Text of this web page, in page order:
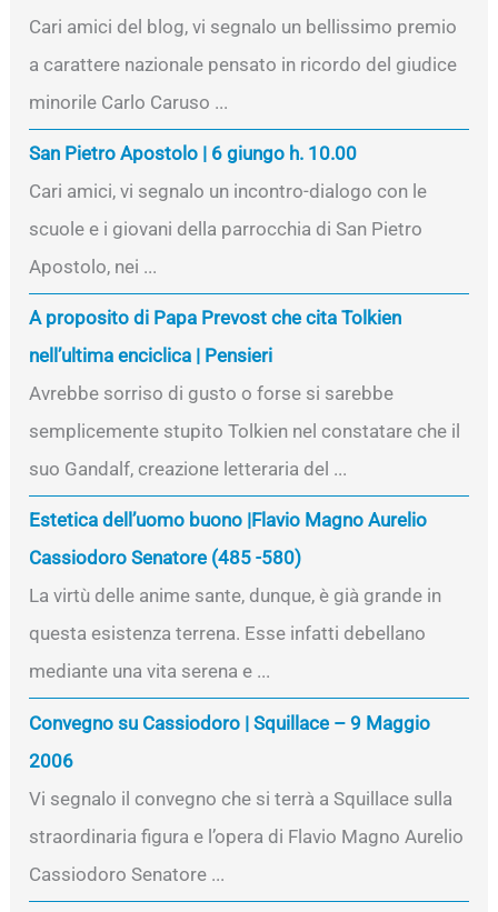
Cari amici del blog, vi segnalo un bellissimo premio
a carattere nazionale pensato in ricordo del giudice
minorile Carlo Caruso ...
San Pietro Apostolo | 6 giungo h. 10.00
Cari amici, vi segnalo un incontro-dialogo con le
scuole e i giovani della parrocchia di San Pietro
Apostolo, nei ...
A proposito di Papa Prevost che cita Tolkien
nell’ultima enciclica | Pensieri
Avrebbe sorriso di gusto o forse si sarebbe
semplicemente stupito Tolkien nel constatare che il
suo Gandalf, creazione letteraria del ...
Estetica dell’uomo buono |Flavio Magno Aurelio
Cassiodoro Senatore (485 -580)
La virtù delle anime sante, dunque, è già grande in
questa esistenza terrena. Esse infatti debellano
mediante una vita serena e ...
Convegno su Cassiodoro | Squillace – 9 Maggio
2006
Vi segnalo il convegno che si terrà a Squillace sulla
straordinaria figura e l’opera di Flavio Magno Aurelio
Cassiodoro Senatore ...